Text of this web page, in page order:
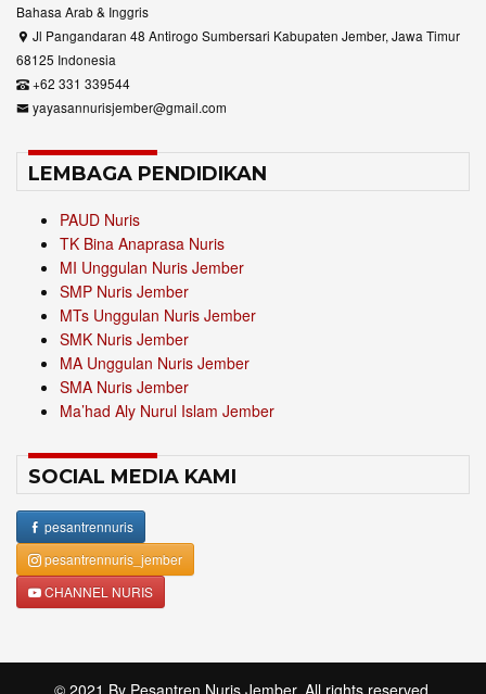
Bahasa Arab & Inggris
Jl Pangandaran 48 Antirogo Sumbersari Kabupaten Jember, Jawa Timur
68125 Indonesia
+62 331 339544
yayasannurisjember@gmail.com
LEMBAGA PENDIDIKAN
PAUD Nuris
TK Bina Anaprasa Nuris
MI Unggulan Nuris Jember
SMP Nuris Jember
MTs Unggulan Nuris Jember
SMK Nuris Jember
MA Unggulan Nuris Jember
SMA Nuris Jember
Ma’had Aly Nurul Islam Jember
SOCIAL MEDIA KAMI
pesantrennuris
pesantrennuris_jember
CHANNEL NURIS
© 2021 By Pesantren Nuris Jember. All rights reserved.